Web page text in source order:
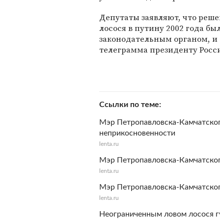
Депутаты заявляют, что
лосося в путину 2002 года
законодательным органом,
телеграмма президенту
Ссылки по теме
Мэр Петропавловска-
неприкосновенности
lenta.ru
Мэр Петропавловска-
lenta.ru
Мэр Петропавловска-
lenta.ru
Неограниченным ловом лосося